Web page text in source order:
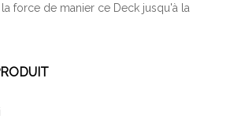
force de manier ce Deck jusqu'à la